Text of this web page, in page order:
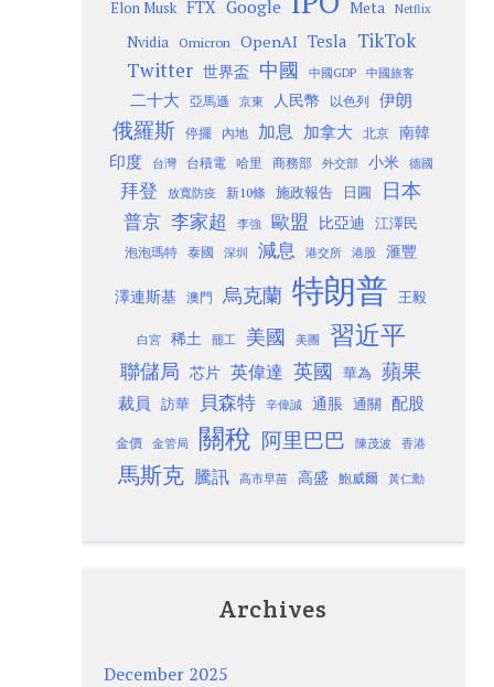
Elon Musk FTX Google Meta Netflix
Nvidia Omicron OpenAI Tesla TikTok
Twitter 世界盃 中國 中國GDP 中國旅客
二十大 亞馬遜 京東 人民幣 以色列 伊朗
俄羅斯 停擺 內地 加息 加拿大 北京
南韓
印度
台灣 台積電 哈里 商務部 外交部 小米 德國
拜登 放寬防疫 新10條 施政報告 日圓 日本
普京 李家超 李強 歐盟 比亞迪 江澤民
泡泡瑪特 泰國 深圳 減息 港交所 港股 滙豐
澤連斯基 澳門 烏克蘭 特朗普 王毅
白宮 稀土 罷工 美國 美團 習近平
聯儲局 芯片 英偉達 英國 華為 蘋果
裁員 訪華 貝森特 辛偉誠 通脹 通關 配股
金價 金管局 關稅 阿里巴巴 陳茂波 香港
馬斯克 騰訊 高市早苗 高盛 鮑威爾 黃仁勳
Archives
December 2025